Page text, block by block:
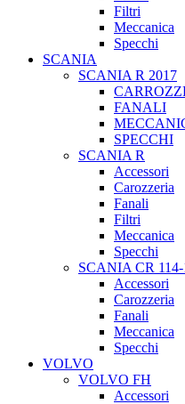
Filtri
Meccanica
Specchi
SCANIA
SCANIA R 2017
FANALI
SPECCHI
SCANIA R
Accessori
Carozzeria
Fanali
Filtri
Meccanica
Specchi
SCANIA CR
Accessori
Carozzeria
Fanali
Meccanica
Specchi
VOLVO
VOLVO FH
Accessori